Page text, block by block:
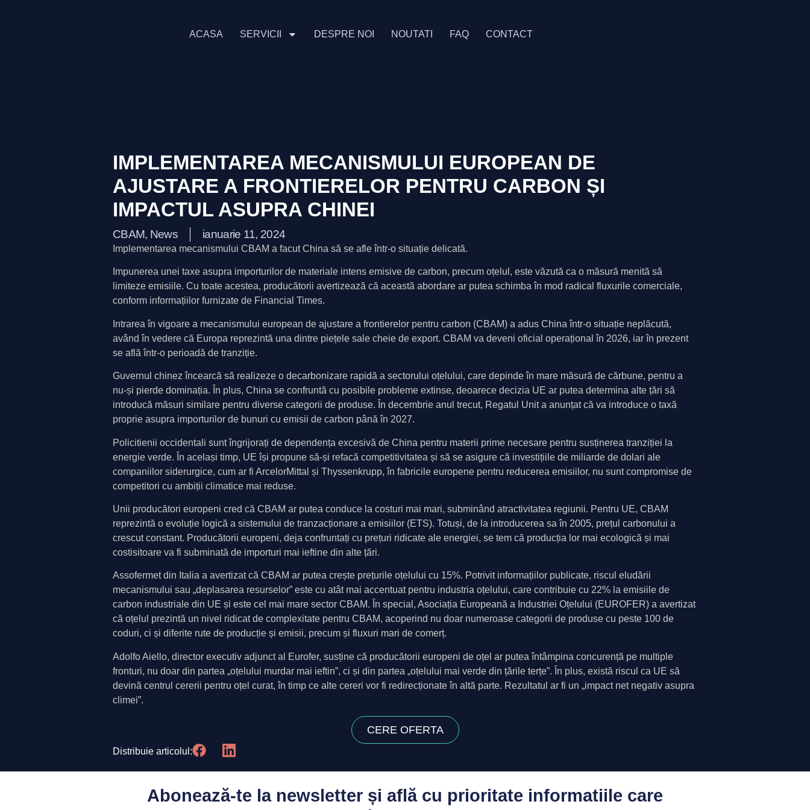
ACASA SERVICII DESPRE NOI NOUTATI FAQ CONTACT
IMPLEMENTAREA MECANISMULUI EUROPEAN DE
AJUSTARE A FRONTIERELOR PENTRU CARBON ȘI
IMPACTUL ASUPRA CHINEI
CBAM, News ianuarie 11, 2024
Implementarea mecanismului CBAM a facut China să se afle într-o situație delicată.
Impunerea unei taxe asupra importurilor de materiale intens emisive de carbon, precum oțelul, este văzută ca o măsură menită să
limiteze emisiile. Cu toate acestea, producătorii avertizează că această abordare ar putea schimba în mod radical fluxurile comerciale,
conform informațiilor furnizate de Financial Times.
Intrarea în vigoare a mecanismului european de ajustare a frontierelor pentru carbon (CBAM) a adus China într-o situație neplăcută,
având în vedere că Europa reprezintă una dintre piețele sale cheie de export. CBAM va deveni oficial operațional în 2026, iar în prezent
se află într-o perioadă de tranziție.
Guvernul chinez încearcă să realizeze o decarbonizare rapidă a sectorului oțelului, care depinde în mare măsură de cărbune, pentru a
nu-și pierde dominația. În plus, China se confruntă cu posibile probleme extinse, deoarece decizia UE ar putea determina alte țări să
introducă măsuri similare pentru diverse categorii de produse. În decembrie anul trecut, Regatul Unit a anunțat că va introduce o taxă
proprie asupra importurilor de bunuri cu emisii de carbon până în 2027.
Policitienii occidentali sunt îngrijorați de dependența excesivă de China pentru materii prime necesare pentru susținerea tranziției la
energie verde. În același timp, UE își propune să-și refacă competitivitatea și să se asigure că investițiile de miliarde de dolari ale
companiilor siderurgice, cum ar fi ArcelorMittal și Thyssenkrupp, în fabricile europene pentru reducerea emisiilor, nu sunt compromise de
competitori cu ambiții climatice mai reduse.
Unii producători europeni cred că CBAM ar putea conduce la costuri mai mari, subminând atractivitatea regiunii. Pentru UE, CBAM
reprezintă o evoluție logică a sistemului de tranzacționare a emisiilor (ETS). Totuși, de la introducerea sa în 2005, prețul carbonului a
crescut constant. Producătorii europeni, deja confruntați cu prețuri ridicate ale energiei, se tem că producția lor mai ecologică și mai
costisitoare va fi subminată de importuri mai ieftine din alte țări.
Assofermet din Italia a avertizat că CBAM ar putea crește prețurile oțelului cu 15%. Potrivit informațiilor publicate, riscul eludării
mecanismului sau „deplasarea resurselor” este cu atât mai accentuat pentru industria oțelului, care contribuie cu 22% la emisiile de
carbon industriale din UE și este cel mai mare sector CBAM. În special, Asociația Europeană a Industriei Oțelului (EUROFER) a avertizat
că oțelul prezintă un nivel ridicat de complexitate pentru CBAM, acoperind nu doar numeroase categorii de produse cu peste 100 de
coduri, ci și diferite rute de producție și emisii, precum și fluxuri mari de comerț.
Adolfo Aiello, director executiv adjunct al Eurofer, susține că producătorii europeni de oțel ar putea întâmpina concurență pe multiple
fronturi, nu doar din partea „oțelului murdar mai ieftin”, ci și din partea „oțelului mai verde din țările terțe”. În plus, există riscul ca UE să
devină centrul cererii pentru oțel curat, în timp ce alte cereri vor fi redirecționate în altă parte. Rezultatul ar fi un „impact net negativ asupra
climei”.
CERE OFERTA
Distribuie articolul:
Abonează-te la newsletter și află cu prioritate informatiile care